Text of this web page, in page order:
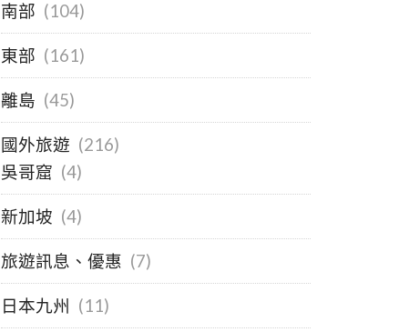
南部 (104)
東部 (161)
離島 (45)
國外旅遊 (216)
吳哥窟 (4)
新加坡 (4)
旅遊訊息、優惠 (7)
日本九州 (11)